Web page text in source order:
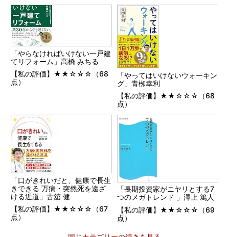
「やらなければいけない一戸建
てリフォーム」高橋 みちる
【私の評価】★★☆☆☆（68
点）
「やってはいけないウォーキン
グ」青栁幸利
【私の評価】★★☆☆☆（68
点）
「口がきれいだと、健康で長生
きできる 万病・突然死を遠ざ
ける近道」古舘 健
【私の評価】★★☆☆☆（67
点）
「長期投資家がニヤリとする7
つのメガトレンド 」澤上 篤人
【私の評価】★★☆☆☆（69
点）